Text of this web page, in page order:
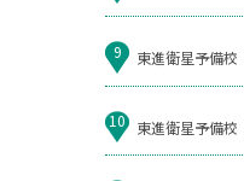
9 東進衛星予備校
10 東進衛星予備校